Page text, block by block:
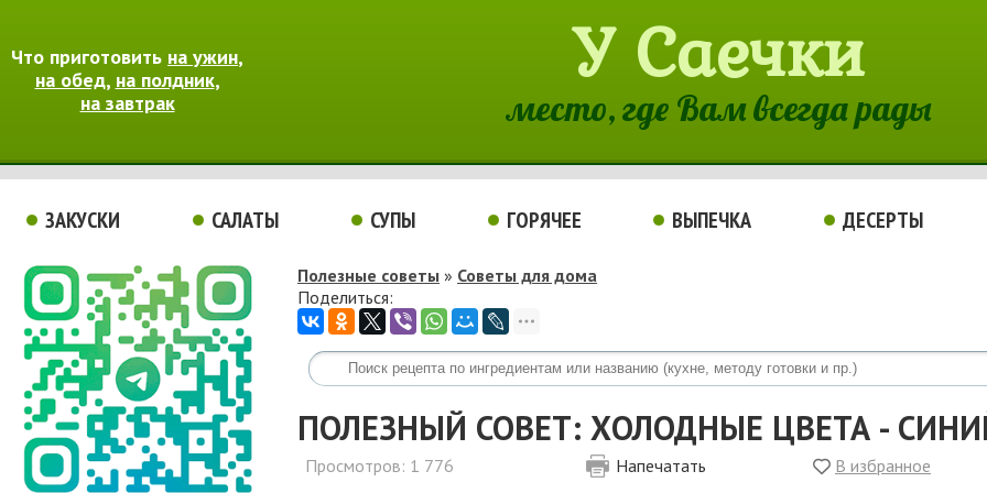
Что приготовить на ужин,
на обед, на полдник,
на завтрак
У Саечки
место, где Вам всегда рады
ЗАКУСКИ САЛАТЫ СУПЫ ГОРЯЧЕЕ ВЫПЕЧКА ДЕСЕРТЫ
Полезные советы » Советы для дома
Поделиться:
ПОЛЕЗНЫЙ СОВЕТ: ХОЛОДНЫЕ ЦВЕТА -
Просмотров: 1 776 Напечатать В избранное